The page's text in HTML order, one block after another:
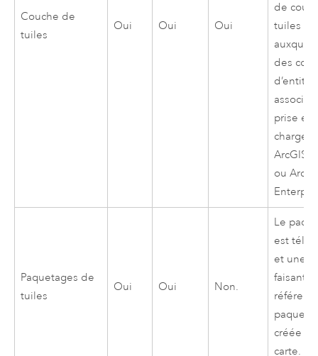
Couche de
tuiles
Oui Oui Oui
de
tuiles
des
prise en
charge
ArcGIS
ou
Paquetages de
tuiles
Oui Oui Non.
Le
est
et une
faisant
créée
carte.